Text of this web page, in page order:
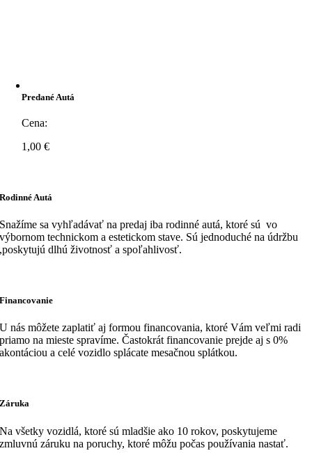
Predané Autá
Cena:
1,00€
Rodinné Autá
Snažíme sa vyhľadávať na predaj iba rodinné autá, ktoré sú vo
výbornom technickom a estetickom stave. Sú jednoduché na údržbu
,poskytujú dlhú životnosť a spoľahlivosť.
Financovanie
U nás môžete zaplatiť aj formou financovania, ktoré Vám veľmi radi
priamo na mieste spravíme. Častokrát financovanie prejde aj s 0%
akontáciou a celé vozidlo splácate mesačnou splátkou.
Záruka
Na všetky vozidlá, ktoré sú mladšie ako 10 rokov, poskytujeme
zmluvnú záruku na poruchy, ktoré môžu počas používania nastať.